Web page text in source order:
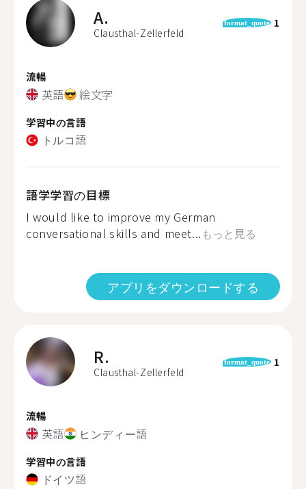
A.
Clausthal-Zellerfeld
format_quote 1
流暢
英語 絵文字
学習中の言語
トルコ語
語学学習の目標
I would like to improve my German
conversational skills and meet... もっと見る
アプリをダウンロードする
R.
Clausthal-Zellerfeld
format_quote 1
流暢
英語 ヒンディー語
学習中の言語
ドイツ語